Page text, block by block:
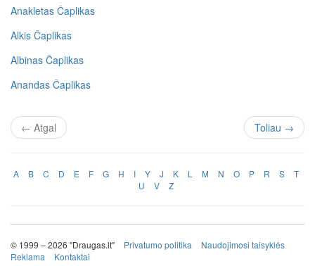
Anakletas Čaplikas
Alkis Čaplikas
Albinas Čaplikas
Anandas Čaplikas
← Atgal Toliau →
A B C D E F G H I Y J K L M N O P R S
T
U
V Z
© 1999 – 2026 "Draugas.lt" Privatumo politika
Naudojimosi taisyklės
Reklama
Kontaktai